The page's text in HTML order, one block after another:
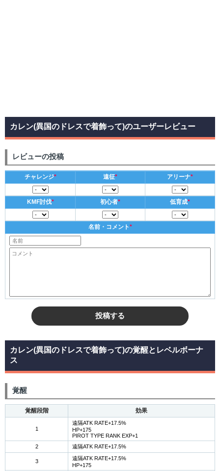
カレン(異国のドレスで着飾って)のユーザーレビュー
レビューの投稿
チャレンジ* 遠征* アリーナ*
KMF討伐* 初心者* 低育成*
名前・コメント*
投稿する
カレン(異国のドレスで着飾って)の覚醒とレベルボーナ
ス
覚醒
覚醒段階 効果
1
遠隔ATK RATE+17.5%
HP+175
PIROT TYPE RANK EXP+1
2
遠隔ATK RATE+17.5%
3
遠隔ATK RATE+17.5%
HP+175